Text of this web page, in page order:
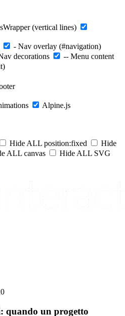
(vertical lines)
- Nav overlay (#navigation)
decorations
-- Menu content
Alpine.js
Hide ALL position:fixed
Hide
ALL canvas
Hide ALL SVG
quando un progetto